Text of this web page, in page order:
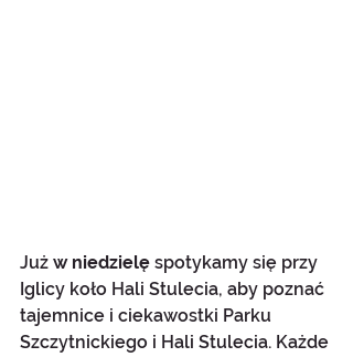
Już w niedzielę spotykamy się przy
Iglicy koło Hali Stulecia, aby poznać
tajemnice i ciekawostki Parku
Szczytnickiego i Hali Stulecia. Każde